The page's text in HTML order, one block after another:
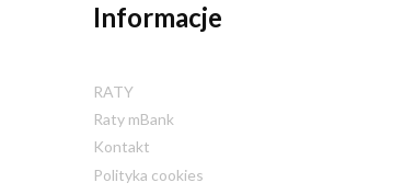
Informacje
RATY
Raty mBank
Kontakt
Polityka cookies